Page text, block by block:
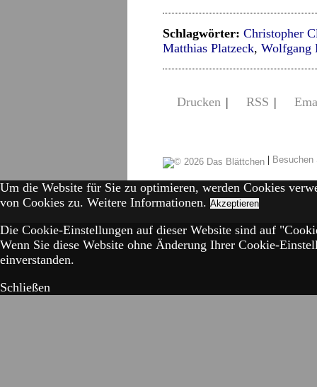
Schlagwörter: Christopher
Matthias Platzeck, Wolfgang
Drucken | RSS |
|
Um die Website für Sie zu optimieren, werden Cookies
von Cookies zu. Weitere Informationen. Akzeptieren
Die Cookie-Einstellungen auf dieser Website sind auf
Wenn Sie diese Website ohne Änderung Ihrer Cookie-
einverstanden.
Schließen